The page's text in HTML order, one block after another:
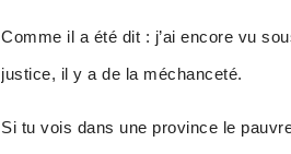
Comme il a été dit : j’ai encore vu
justice, il y a de la méchanceté.
Si tu vois dans une province le